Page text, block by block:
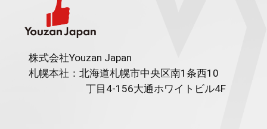
株式会社Youzan Japan
札幌本社：北海道札幌市中央区南1条西10
丁目4-156大通ホワイトビル4F